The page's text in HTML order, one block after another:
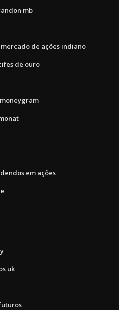
mb
de ações indiano
de ouro
em ações
uk